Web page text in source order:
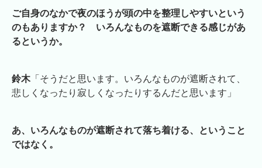
ご自身のなかで夜のほうが頭の中を整理しやすいという
のもありますか？ いろんなものを遮断できる感じがあ
るというか。
鈴木「そうだと思います。いろんなものが遮断されて、
悲しくなったり寂しくなったりするんだと思います」
あ、いろんなものが遮断されて落ち着ける、ということ
ではなく。